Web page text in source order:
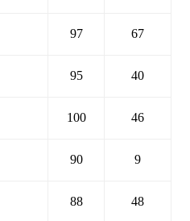
97 67
95 40
100 46
90 9
88 48